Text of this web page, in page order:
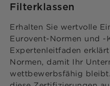
Filterklassen
Erhalten Sie wertvolle
Eurovent-Normen und -
Expertenleitfaden
Normen, damit Ihr
wettbewerbsfähig